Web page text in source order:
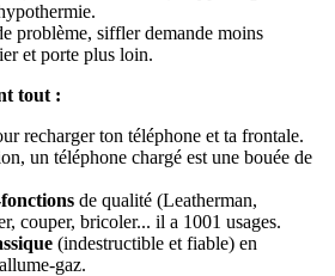
problème, siffler demande moins
et porte plus loin.
tout :
recharger ton téléphone et ta frontale.
un téléphone chargé est une bouée de
de qualité (Leatherman,
couper, bricoler... il a 1001 usages.
(indestructible et fiable) en
gaz.